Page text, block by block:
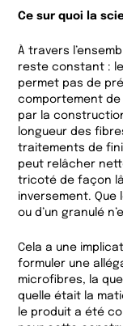
Ce sur quoi la
À travers
reste constant :
permet pas de
comportement
par la
longueur des
traitements de
peut relâcher
tricoté de façon
inversement. Que
ou d’un granulé
Cela a une
formuler une
microfibres, la
quelle était la
le produit a été